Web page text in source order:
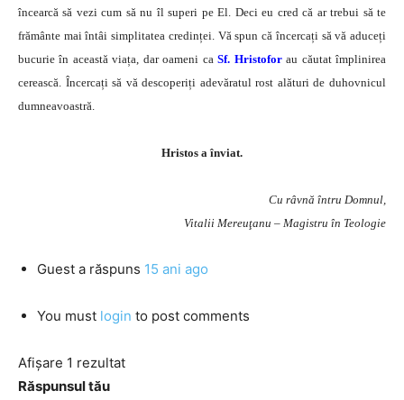
încearcă să vezi cum să nu îl superi pe El. Deci eu cred că ar trebui să te
frământe mai întâi simplitatea credinței. Vă spun că încercați să vă aduceți
bucurie în această viața, dar oameni caSf. Hristoforau căutat împlinirea
cerească. Încercați să vă descoperiți adevăratul rost alături de duhovnicul
dumneavoastră.
Hristos a înviat.
Cu râvnă întru Domnul,
Vitalii Mereuţanu – Magistru în Teologie
Guest a răspuns 15 ani ago
You must login to post comments
Afișare 1 rezultat
Răspunsul tău